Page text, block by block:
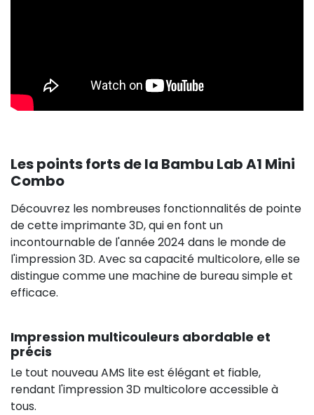
Les points forts de la Bambu Lab A1 Mini
Combo
Découvrez les nombreuses fonctionnalités de pointe
de cette imprimante 3D, qui en font un
incontournable de l'année 2024 dans le monde de
l'impression 3D. Avec sa capacité multicolore, elle se
distingue comme une machine de bureau simple et
efficace.
Impression multicouleurs abordable et
précis
Le tout nouveau AMS lite est élégant et fiable,
rendant l'impression 3D multicolore accessible à
tous.